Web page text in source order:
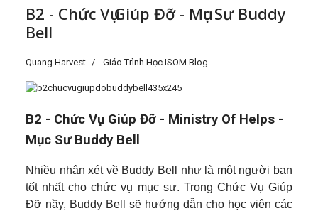
B2 - Chức Vụ Giúp Đỡ - Mục Sư Buddy
Bell
Quang Harvest Giáo Trình Học ISOM Blog
B2 - Chức Vụ Giúp Đỡ - Ministry Of Helps -
Mục Sư Buddy Bell
Nhiều nhận xét về Buddy Bell như là một người bạn
tốt nhất cho chức vụ mục sư. Trong Chức Vụ Giúp
Đỡ nầy, Buddy Bell sẽ hướng dẫn cho học viên các